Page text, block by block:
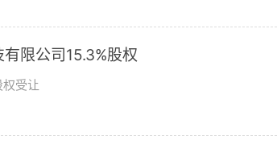
限公司15.3%股权
受让